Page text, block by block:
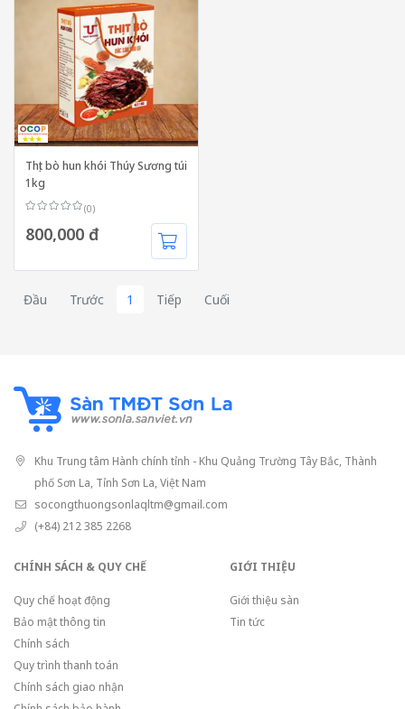
Thịt bò hun khói Thúy Sương túi
1kg
(0)
800,000 đ
Đầu Trước 1 Tiếp Cuối
Khu Trung tâm Hành chính tỉnh - Khu Quảng Trường Tây Bắc, Thành
phố Sơn La, Tỉnh Sơn La, Việt Nam
socongthuongsonlaqltm@gmail.com
(+84) 212 385 2268
CHÍNH SÁCH & QUY CHẾ
Quy chế hoạt động
Bảo mật thông tin
Chính sách
Quy trình thanh toán
Chính sách giao nhận
GIỚI THIỆU
Giới thiệu sàn
Tin tức